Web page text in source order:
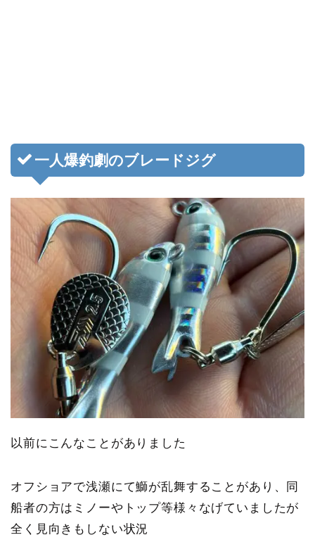
一人爆釣劇のブレードジグ
以前にこんなことがありました
オフショアで浅瀬にて鰤が乱舞することがあり、同
船者の方はミノーやトップ等様々なげていましたが
全く見向きもしない状況